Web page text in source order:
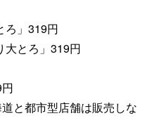
ろ」319円
大とろ」319円
と都市型店舗は販売しな